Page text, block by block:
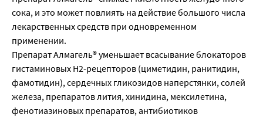
сока, и это может повлиять на действие большого числа
лекарственных средств при одновременном
применении.
Препарат Алмагель® уменьшает всасывание блокаторов
гистаминовых Н2-рецепторов (циметидин, ранитидин,
фамотидин), сердечных гликозидов наперстянки, солей
железа, препаратов лития, хинидина, мексилетина,
фенотиазиновых препаратов, антибиотиков